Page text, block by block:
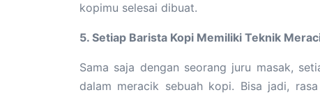
kopimu selesai dibuat.
5. Setiap Barista Kopi Memiliki Teknik
Sama saja dengan seorang juru masak,
dalam meracik sebuah kopi. Bisa jadi,